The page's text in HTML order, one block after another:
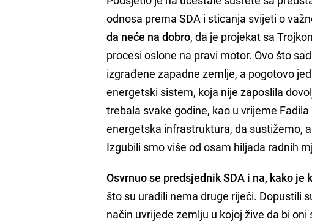
odnosa prema SDA i sticanja svijeti o
da neće na dobro, da je projekat sa
procesi oslone na pravi motor. Ovo što
izgrađene zapadne zemlje, a pogotovo
energetski sistem, koja nije zaposlila
trebala svake godine, kao u vrijeme
energetska infrastruktura, da sustižemo,
Izgubili smo više od osam hiljada radnih
Osvrnuo se predsjednik SDA i na, kako je
što su uradili nema druge riječi. Dopustili
način uvrijede zemlju u kojoj žive da bi